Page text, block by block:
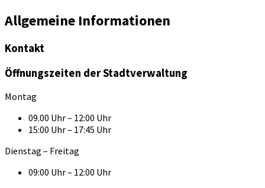
Allgemeine Informationen
Kontakt
Öffnungszeiten der Stadtverwaltung
Montag
09.00 Uhr – 12:00 Uhr
15:00 Uhr – 17:45 Uhr
Dienstag – Freitag
09:00 Uhr – 12:00 Uhr